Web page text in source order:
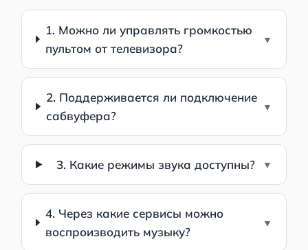
1. Можно ли управлять громкостью
пультом от телевизора?
2. Поддерживается ли подключение
сабвуфера?
3. Какие режимы звука доступны?
4. Через какие сервисы можно
воспроизводить музыку?